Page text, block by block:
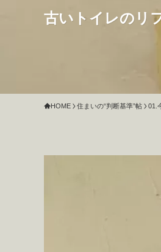
古いトイレのリ
HOME 住まいの“判断基準”帖 01.